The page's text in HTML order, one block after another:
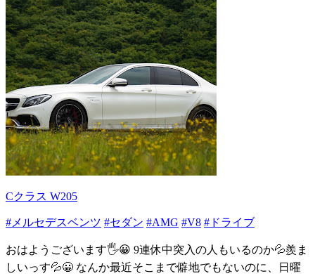
Cクラス W205
#メルセデスベンツ #セダン #AMG #V8 #ドライブ
おはようございます🖐😀 9連休中突入の人もいるのか💦羨ま
しいっす💦😀 なんか最近そこまで僻地でもないのに、日曜